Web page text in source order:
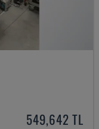
549,642 TL